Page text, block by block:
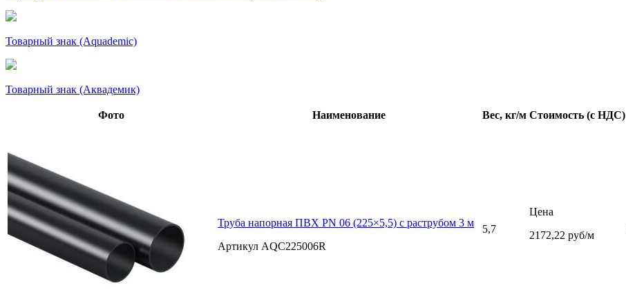
Товарный знак (Aquademic)
Товарный знак (Аквадемик)
Фото Наименование Вес, кг/м Стоимость (с НДС)
Труба напорная ПВХ PN 06 (225×5,5) с раструбом 3 м
Артикул AQC225006R
5,7
Цена
2172,22 руб/м